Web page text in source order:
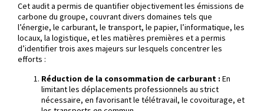
Cet audit a permis de quantifier objectivement les émissions de
carbone du groupe, couvrant divers domaines tels que
l’énergie, le carburant, le transport, le papier, l’informatique, les
locaux, la logistique, et les matières premières et a permis
d’identifier trois axes majeurs sur lesquels concentrer les
efforts :
Réduction de la consommation de carburant : En
limitant les déplacements professionnels au strict
nécessaire, en favorisant le télétravail, le covoiturage, et